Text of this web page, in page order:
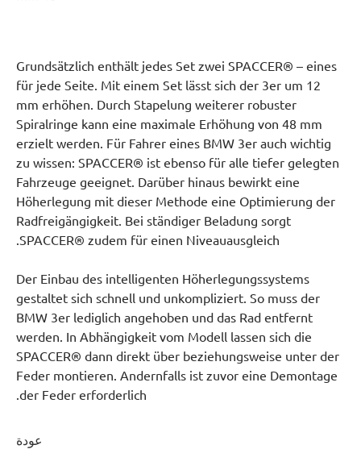
Grundsätzlich enthält jedes Set zwei SPACCER® – eines
für jede Seite. Mit einem Set lässt sich der 3er um 12
mm erhöhen. Durch Stapelung weiterer robuster
Spiralringe kann eine maximale Erhöhung von 48 mm
erzielt werden. Für Fahrer eines BMW 3er auch wichtig
zu wissen: SPACCER® ist ebenso für alle tiefer gelegten
Fahrzeuge geeignet. Darüber hinaus bewirkt eine
Höherlegung mit dieser Methode eine Optimierung der
Radfreigängigkeit. Bei ständiger Beladung sorgt
SPACCER® zudem für einen Niveauausgleich.
Der Einbau des intelligenten Höherlegungssystems
gestaltet sich schnell und unkompliziert. So muss der
BMW 3er lediglich angehoben und das Rad entfernt
werden. In Abhängigkeit vom Modell lassen sich die
SPACCER® dann direkt über beziehungsweise unter der
Feder montieren. Andernfalls ist zuvor eine Demontage
der Feder erforderlich.
عودة